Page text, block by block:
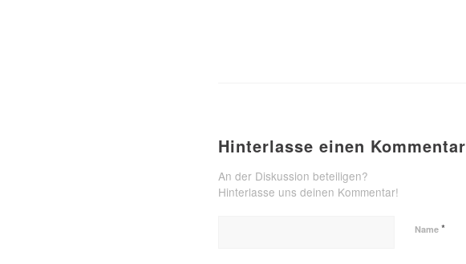
Hinterlasse einen Kommentar
An der Diskussion beteiligen?
Hinterlasse uns deinen Kommentar!
Name *